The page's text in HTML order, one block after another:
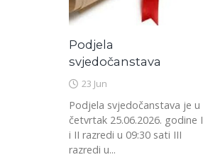
Podjela
svjedočanstava
23 Jun
Podjela svjedočanstava je u
četvrtak 25.06.2026. godine I
i II razredi u 09:30 sati III
razredi u...